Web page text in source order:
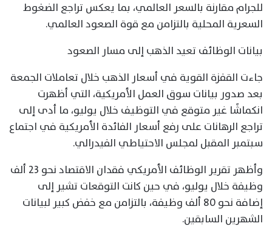
للجرام مقارنة بالسعر العالمي، بما يعكس تراجع الضغوط
السعرية المحلية بالتزامن مع قوة الصعود العالمي.
بيانات الوظائف تعيد الذهب إلى مسار الصعود
جاءت القفزة القوية في أسعار الذهب خلال تعاملات الجمعة
بعد صدور بيانات سوق العمل الأمريكية، التي أظهرت
انكماشًا غير متوقع في التوظيف خلال يوليو، ما أدى إلى
تراجع الرهانات على رفع أسعار الفائدة الأمريكية في اجتماع
سبتمبر المقبل لمجلس الاحتياطي الفيدرالي.
وأظهر تقرير الوظائف الأمريكي فقدان الاقتصاد نحو 23 ألف
وظيفة خلال يوليو، في حين كانت التوقعات تشير إلى
إضافة نحو 80 ألف وظيفة، بالتزامن مع خفض كبير لبيانات
الشهرين السابقين.